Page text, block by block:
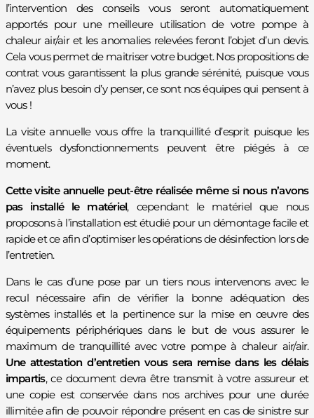
l’intervention des conseils vous seront automatiquement
apportés pour une meilleure utilisation de votre pompe à
chaleur air/air et les anomalies relevées feront l’objet d’un devis.
Cela vous permet de maitriser votre budget. Nos propositions de
contrat vous garantissent la plus grande sérénité, puisque vous
n’avez plus besoin d’y penser, ce sont nos équipes qui pensent à
vous !
La visite annuelle vous offre la tranquillité d’esprit puisque les
éventuels dysfonctionnements peuvent être piégés à ce
moment.
Cette visite annuelle peut-être réalisée même si nous n’avons
pas installé le matériel, cependant le matériel que nous
proposons à l’installation est étudié pour un démontage facile et
rapide et ce afin d’optimiser les opérations de désinfection lors de
l’entretien.
Dans le cas d’une pose par un tiers nous intervenons avec le
recul nécessaire afin de vérifier la bonne adéquation des
systèmes installés et la pertinence sur la mise en œuvre des
équipements périphériques dans le but de vous assurer le
maximum de tranquillité avec votre pompe à chaleur air/air.
Une attestation d’entretien vous sera remise dans les délais
impartis, ce document devra être transmit à votre assureur et
une copie est conservée dans nos archives pour une durée
illimitée afin de pouvoir répondre présent en cas de sinistre sur